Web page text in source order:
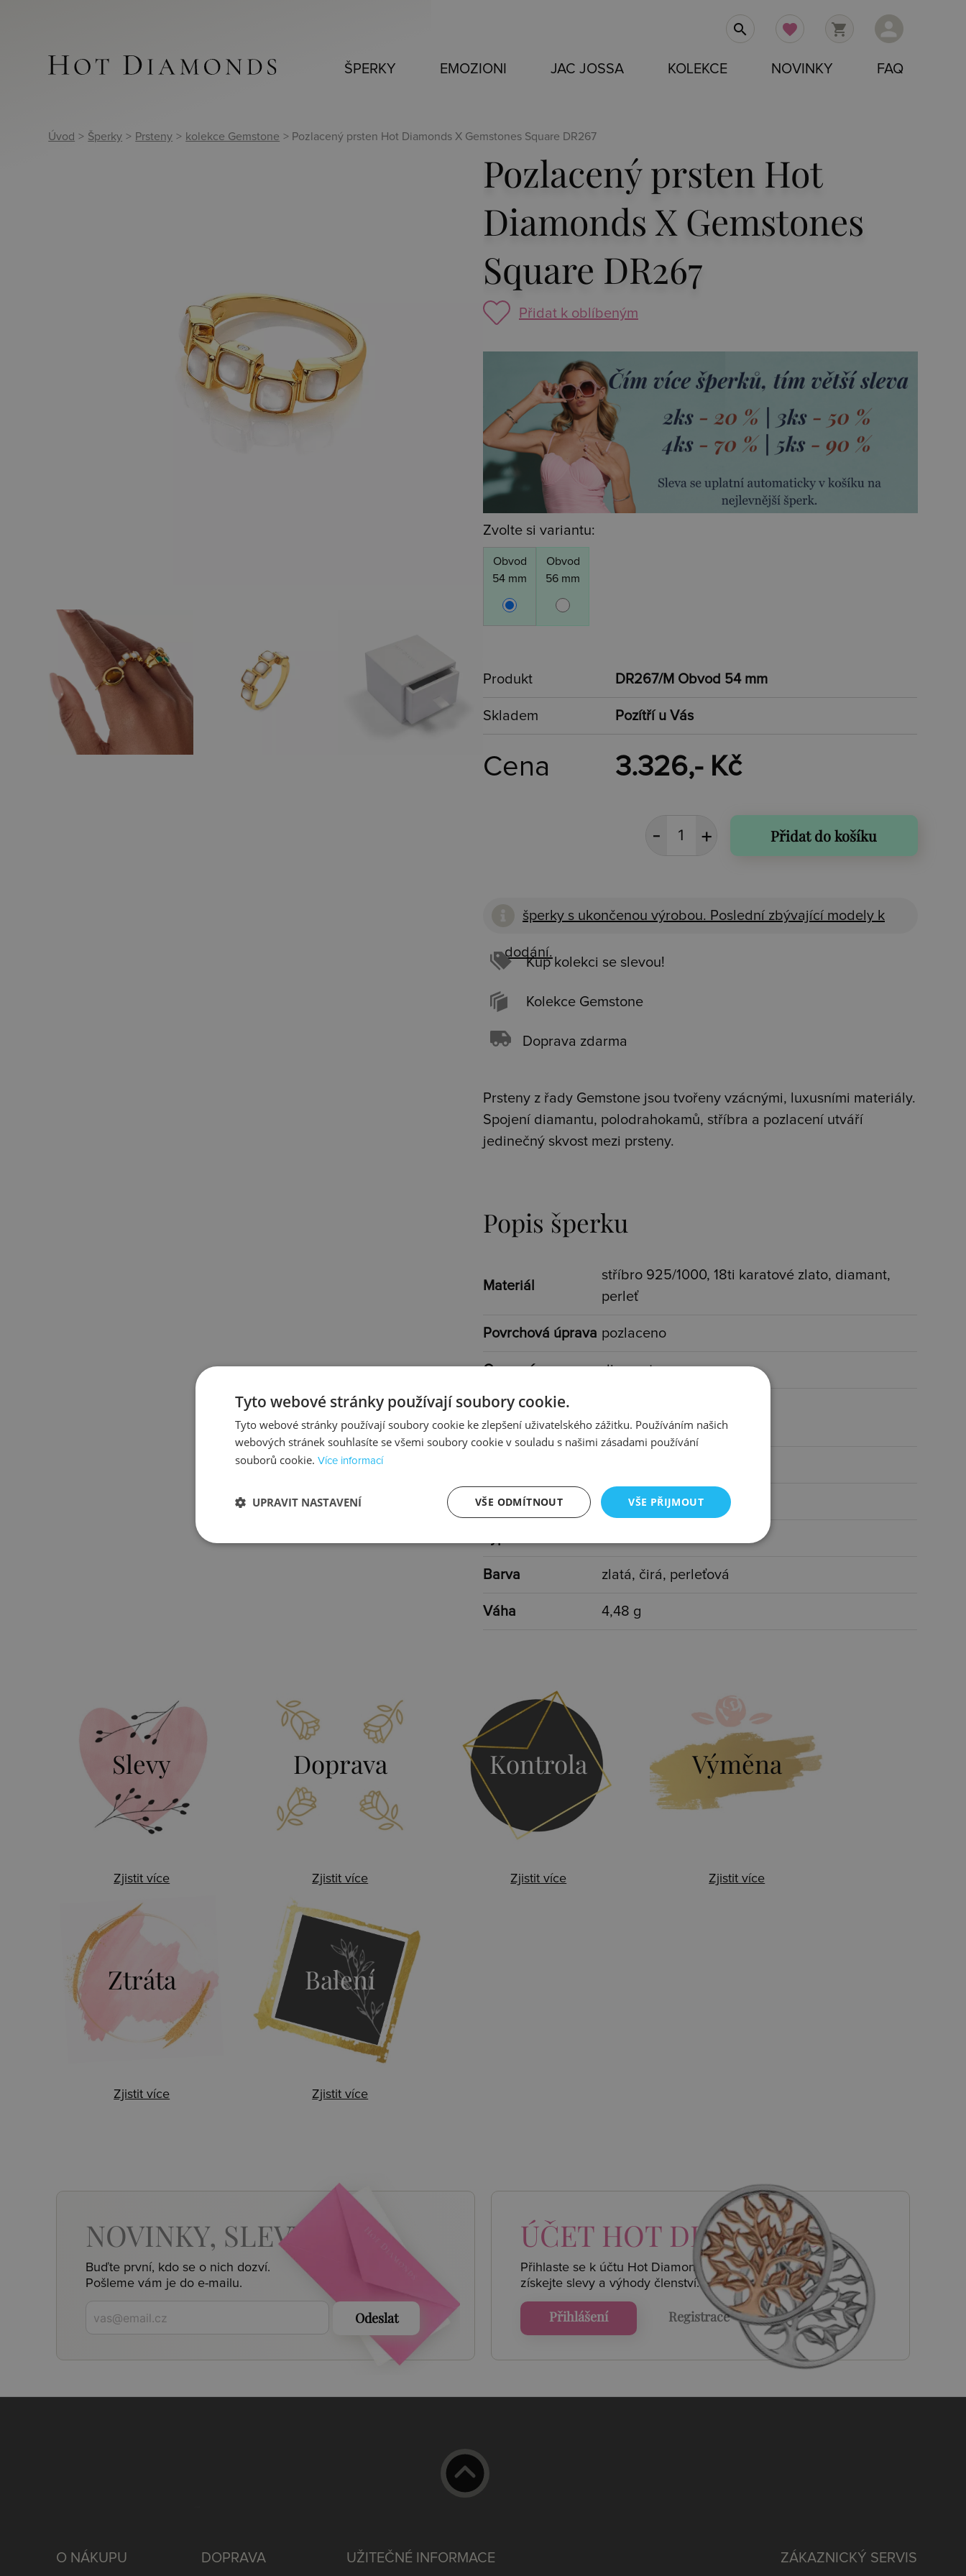
person
shopping_cart
favorite
search
ŠPERKY EMOZIONI JAC JOSSA KOLEKCE NOVINKY FAQ
Úvod > Šperky > Prsteny > kolekce Gemstone > Pozlacený prsten Hot Diamonds X Gemstones Square DR267
Pozlacený prsten Hot
Diamonds X Gemstones
Square DR267
Přidat k oblíbeným
Zvolte si variantu:
Obvod
54 mm
Obvod
56 mm
Produkt DR267/M Obvod 54 mm
Skladem Pozítří u Vás
Cena 3.326,- Kč
Přidat do košíku
šperky s ukončenou výrobou. Poslední zbývající modely k
dodání.
Kup kolekci se slevou!
Kolekce Gemstone
Doprava zdarma
Prsteny z řady Gemstone jsou tvořeny vzácnými, luxusními materiály.
Spojení diamantu, polodrahokamů, stříbra a pozlacení utváří
jedinečný skvost mezi prsteny.
Popis šperku
Materiál
stříbro 925/1000, 18ti karatové zlato, diamant,
perleť
Povrchová úprava pozlaceno
Osazení diamant
Specifikace
osazení
1x diamant I3/H 0,01 ct
Šíře 5 mm
Barva zlatá, čirá, perleťová
Váha 4,48 g
Slevy
Zjistit více
Doprava
Zjistit více
Kontrola
Zjistit více
Výměna
Zjistit více
Ztráta
Zjistit více
Balení
Zjistit více
NOVINKY, SLEVY, AKCE
Buďte první, kdo se o nich dozví.
Pošleme vám je do e-mailu.
Odeslat
ÚČET HOT DIAMONDS
Přihlaste se k účtu Hot Diamonds a
získejte slevy a výhody členství.
Přihlášení Registrace
ZÁKAZNICKÝ SERVIS
O NÁKUPU DOPRAVA UŽITEČNÉ INFORMACE
Tyto webové stránky používají soubory cookie.
Tyto webové stránky používají soubory cookie ke zlepšení uživatelského zážitku. Používáním našich
webových stránek souhlasíte se všemi soubory cookie v souladu s našimi zásadami používání
souborů cookie. Více informací
VŠE PŘIJMOUT
VŠE ODMÍTNOUT
UPRAVIT NASTAVENÍ